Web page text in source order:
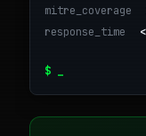
mitre_coverage
response_time
$